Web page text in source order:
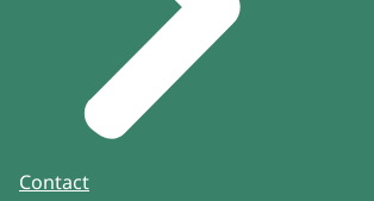
Contact